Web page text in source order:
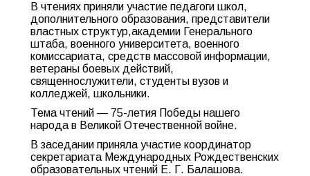
В чтениях приняли участие педагоги школ,
дополнительного образования, представители
властных структур,академии Генерального
штаба, военного университета, военного
комиссариата, средств массовой информации,
ветераны боевых действий,
священнослужители, студенты вузов и
колледжей, школьники.
Тема чтений — 75-летия Победы нашего
народа в Великой Отечественной войне.
В заседании приняла участие координатор
секретариата Международных Рождественских
образовательных чтений Е. Г. Балашова.